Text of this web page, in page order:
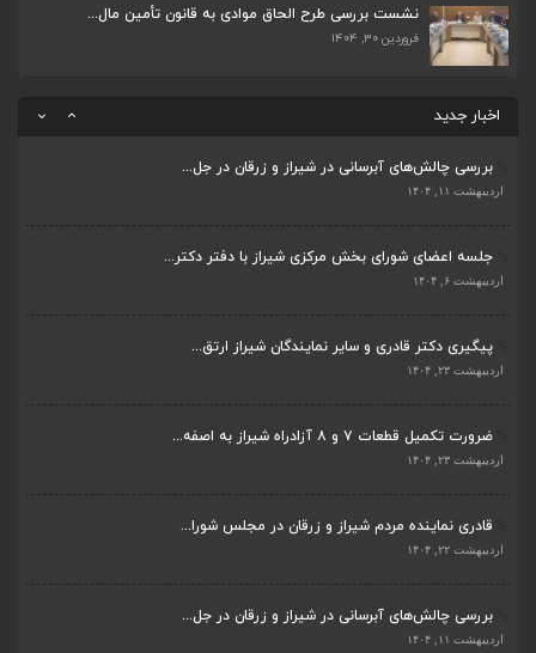
نشست بررسی طرح الحاق موادی به قانون تأمین مال...
فروردین ۳۰, ۱۴۰۴
اخبار جدید
اردیبهشت ۲۳, ۱۴۰۴
بررسی چالش‌های آبرسانی در شیراز و زرقان در جل...
اردیبهشت ۱۱, ۱۴۰۴
جلسه اعضای شورای بخش مرکزی شیراز با دفتر دکتر...
اردیبهشت ۶, ۱۴۰۴
پیگیری دکتر قادری و سایر نمایندگان شیراز ارتق...
اردیبهشت ۲۳, ۱۴۰۴
ضرورت تکمیل قطعات ۷ و ۸ آزادراه شیراز به اصفه...
اردیبهشت ۲۳, ۱۴۰۴
قادری نماینده مردم شیراز و زرقان در مجلس شورا...
اردیبهشت ۲۲, ۱۴۰۴
بررسی چالش‌های آبرسانی در شیراز و زرقان در جل...
اردیبهشت ۱۱, ۱۴۰۴
ضرورت تکمیل قطعات ۷ و ۸ آزادراه شیراز به اصفه...
قادری نماینده مردم شیراز و زرقان در مجلس شورا...
بررسی چالش‌های آبرسانی در شیراز و زرقان در جل...
جلسه اعضای شورای بخش مرکزی شیراز با دفتر دکتر...
پیگیری دکتر قادری و سایر نمایندگان شیراز ارتق...
ضرورت تکمیل قطعات ۷ و ۸ آزادراه شیراز به اصفه...